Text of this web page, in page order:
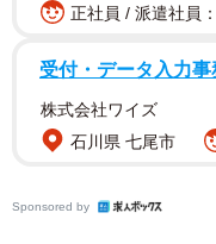
まって遺骨が残らない
そのような残念なこと
は繊細な火力調整がで
もでき、しかも拾骨も
正社員 / 派遣社員
受付・データ入力事
株式会社ワイズ
石川県 七尾市
Sponsored by